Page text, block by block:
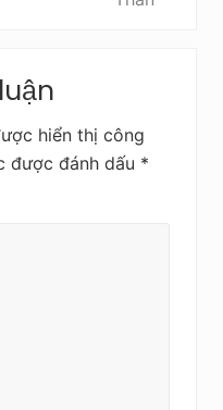
hiển thị công
được đánh dấu *